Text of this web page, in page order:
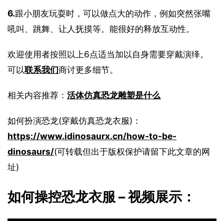
6.跟小朋友玩耍时，可以做点大的动作，例如突然张嘴
吼叫、跳舞、让人抚摸等。能很好的释放互动性。
欢迎使用者按照以上6点适当加以自身需要穿戴演绎。
可以联系我们商讨更多细节。
相关内容推荐： 活体仿真恐龙雕塑是什么
如何扮演恐龙(穿戴仿真恐龙衣服)：
https://www.idinosaurx.cn/how-to-be-
dinosaurs/(可转载但出于版权保护请留下此文章的网
址)
如何操控恐龙衣服 – 视频展示：